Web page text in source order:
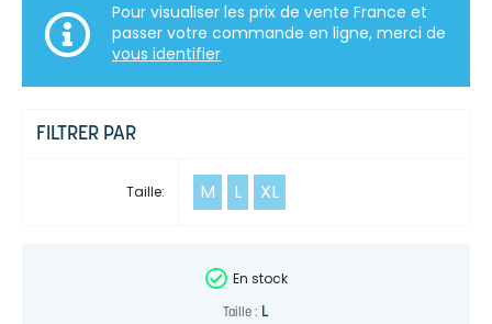
Pour visualiser les prix de vente France et
passer votre commande en ligne, merci de
vous identifier
FILTRER PAR
Taille: M L XL
En stock
Taille : L